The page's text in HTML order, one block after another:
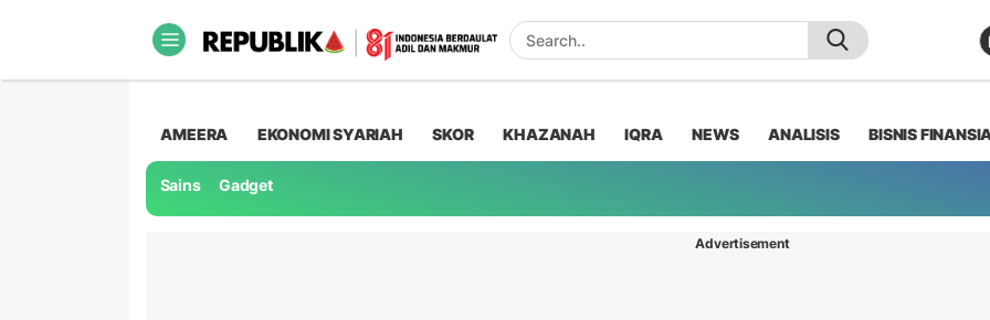
AMEERA EKONOMI SYARIAH SKOR KHAZANAH IQRA NEWS ANALISIS BISNIS
Sains Gadget
Advertisement